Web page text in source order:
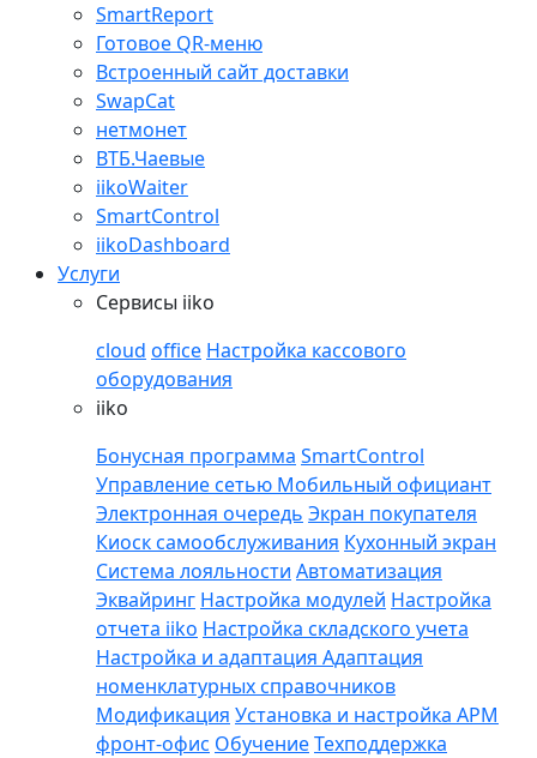
SmartReport
Готовое QR-меню
Встроенный сайт доставки
SwapCat
нетмонет
ВТБ.Чаевые
iikoWaiter
SmartControl
iikoDashboard
Услуги
Сервисы iiko
cloud office Настройка кассового
оборудования
iiko
Бонусная программа SmartControl
Управление сетью Мобильный официант
Электронная очередь Экран покупателя
Киоск самообслуживания Кухонный экран
Система лояльности Автоматизация
Эквайринг Настройка модулей Настройка
отчета iiko Настройка складского учета
Настройка и адаптация Адаптация
номенклатурных справочников
Модификация Установка и настройка APM
фронт-офис ОбучениеТехподдержка